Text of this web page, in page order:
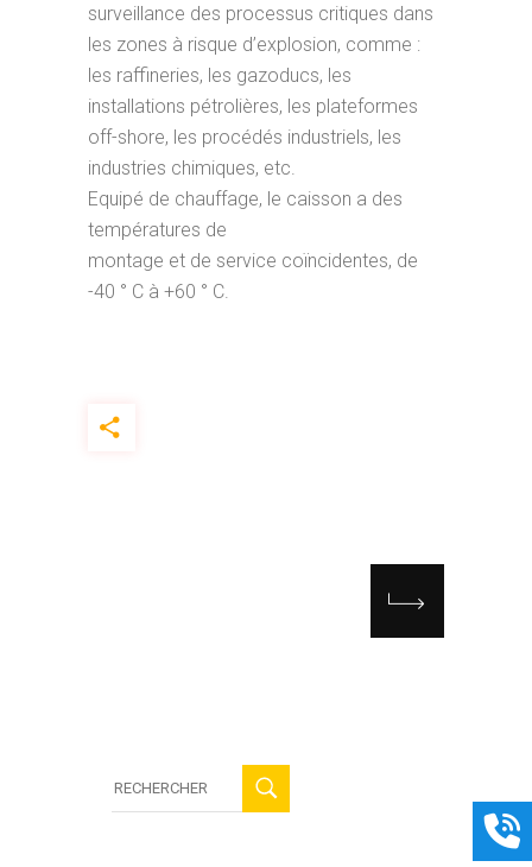
surveillance des processus critiques dans
les zones à risque d’explosion, comme :
les raffineries, les gazoducs, les
installations pétrolières, les plateformes
off-shore, les procédés industriels, les
industries chimiques, etc.
Equipé de chauffage, le caisson a des
températures de
montage et de service coïncidentes, de
-40 ° C à +60 ° C.